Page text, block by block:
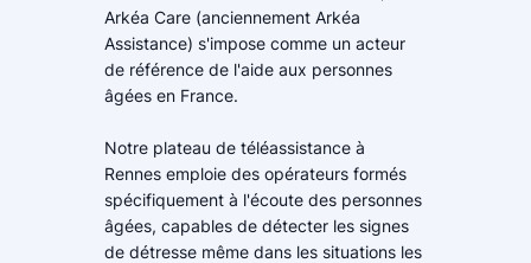
Arkéa Care (anciennement Arkéa
Assistance) s'impose comme un acteur
de référence de l'aide aux personnes
âgées en France.
Notre plateau de téléassistance à
Rennes emploie des opérateurs formés
spécifiquement à l'écoute des personnes
âgées, capables de détecter les signes
de détresse même dans les situations les